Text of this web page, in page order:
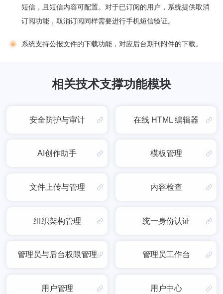
短信，且短信内容可配置。对于已订阅的用户，系统提供取消
订阅功能，取消订阅同样需要进行手机短信验证。
系统支持公报文件的下载功能，对应后台期刊附件的下载。
相关技术支撑功能模块
安全防护与审计 在线 HTML 编辑器
AI创作助手 模板管理
文件上传与管理 内容检查
组织架构管理 统一身份认证
管理员与后台权限管理 管理员工作台
用户管理 用户中心